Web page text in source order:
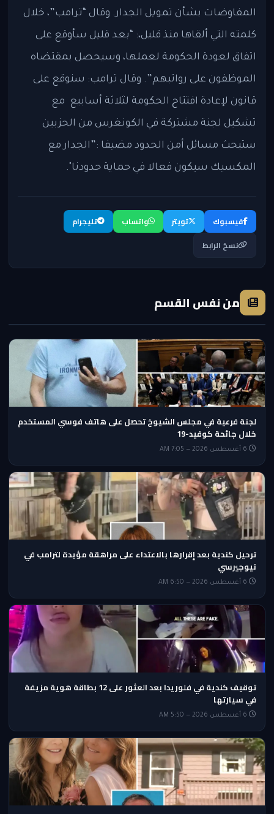
المفاوضات بشأن تمويل الجدار. وقال “ترامب”، خلال
كلمته التي ألقاها منذ قليل،: “بعد قليل سأوقع على
اتفاق لعودة الحكومة لعملها، وسيحصل بمقتضاه
الموظفون على رواتبهم”. وقال ترامب: سنوقع على
قانون لإعادة افتتاح الحكومة لثلاثة أسابيع مع
تشكيل لجنة مشتركة في الكونغرس من الحزبين
ستبحث مسائل أمن الحدود مضيفا :”الجدار مع
المكسيك سيكون فعالا في حماية حدودنا".
فيسبوك تويتر واتساب
تليجرام
نسخ الرابط
من نفس القسم
لجنة فرعية في مجلس الشيوخ تحصل على هاتف فوسي المستخدم
خلال جائحة كوفيد-19
ترحيل كندية بعد إقرارها بالاعتداء على مراهقة مؤيدة لترامب في
نيوجيرسي
توقيف كندية في فلوريدا بعد العثور على 12 بطاقة هوية مزيفة
في سيارتها